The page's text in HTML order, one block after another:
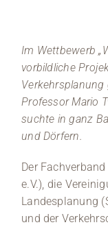
Im Wettbewerb
vorbildliche
Professor Mario
suchte in ganz
und Dörfern.
Der
e.V.), die
Landesplanung
und der